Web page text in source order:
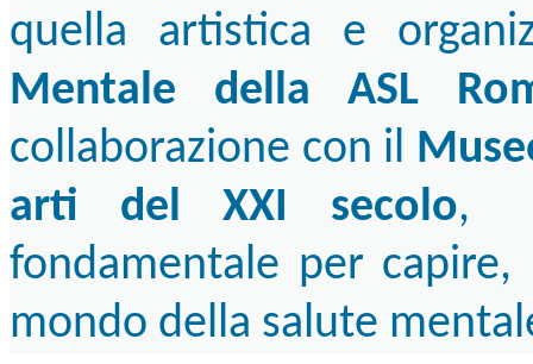
quella artistica e
Mentale della ASL
collaborazione con il
arti del XXI secolo,
fondamentale per
mondo della salute